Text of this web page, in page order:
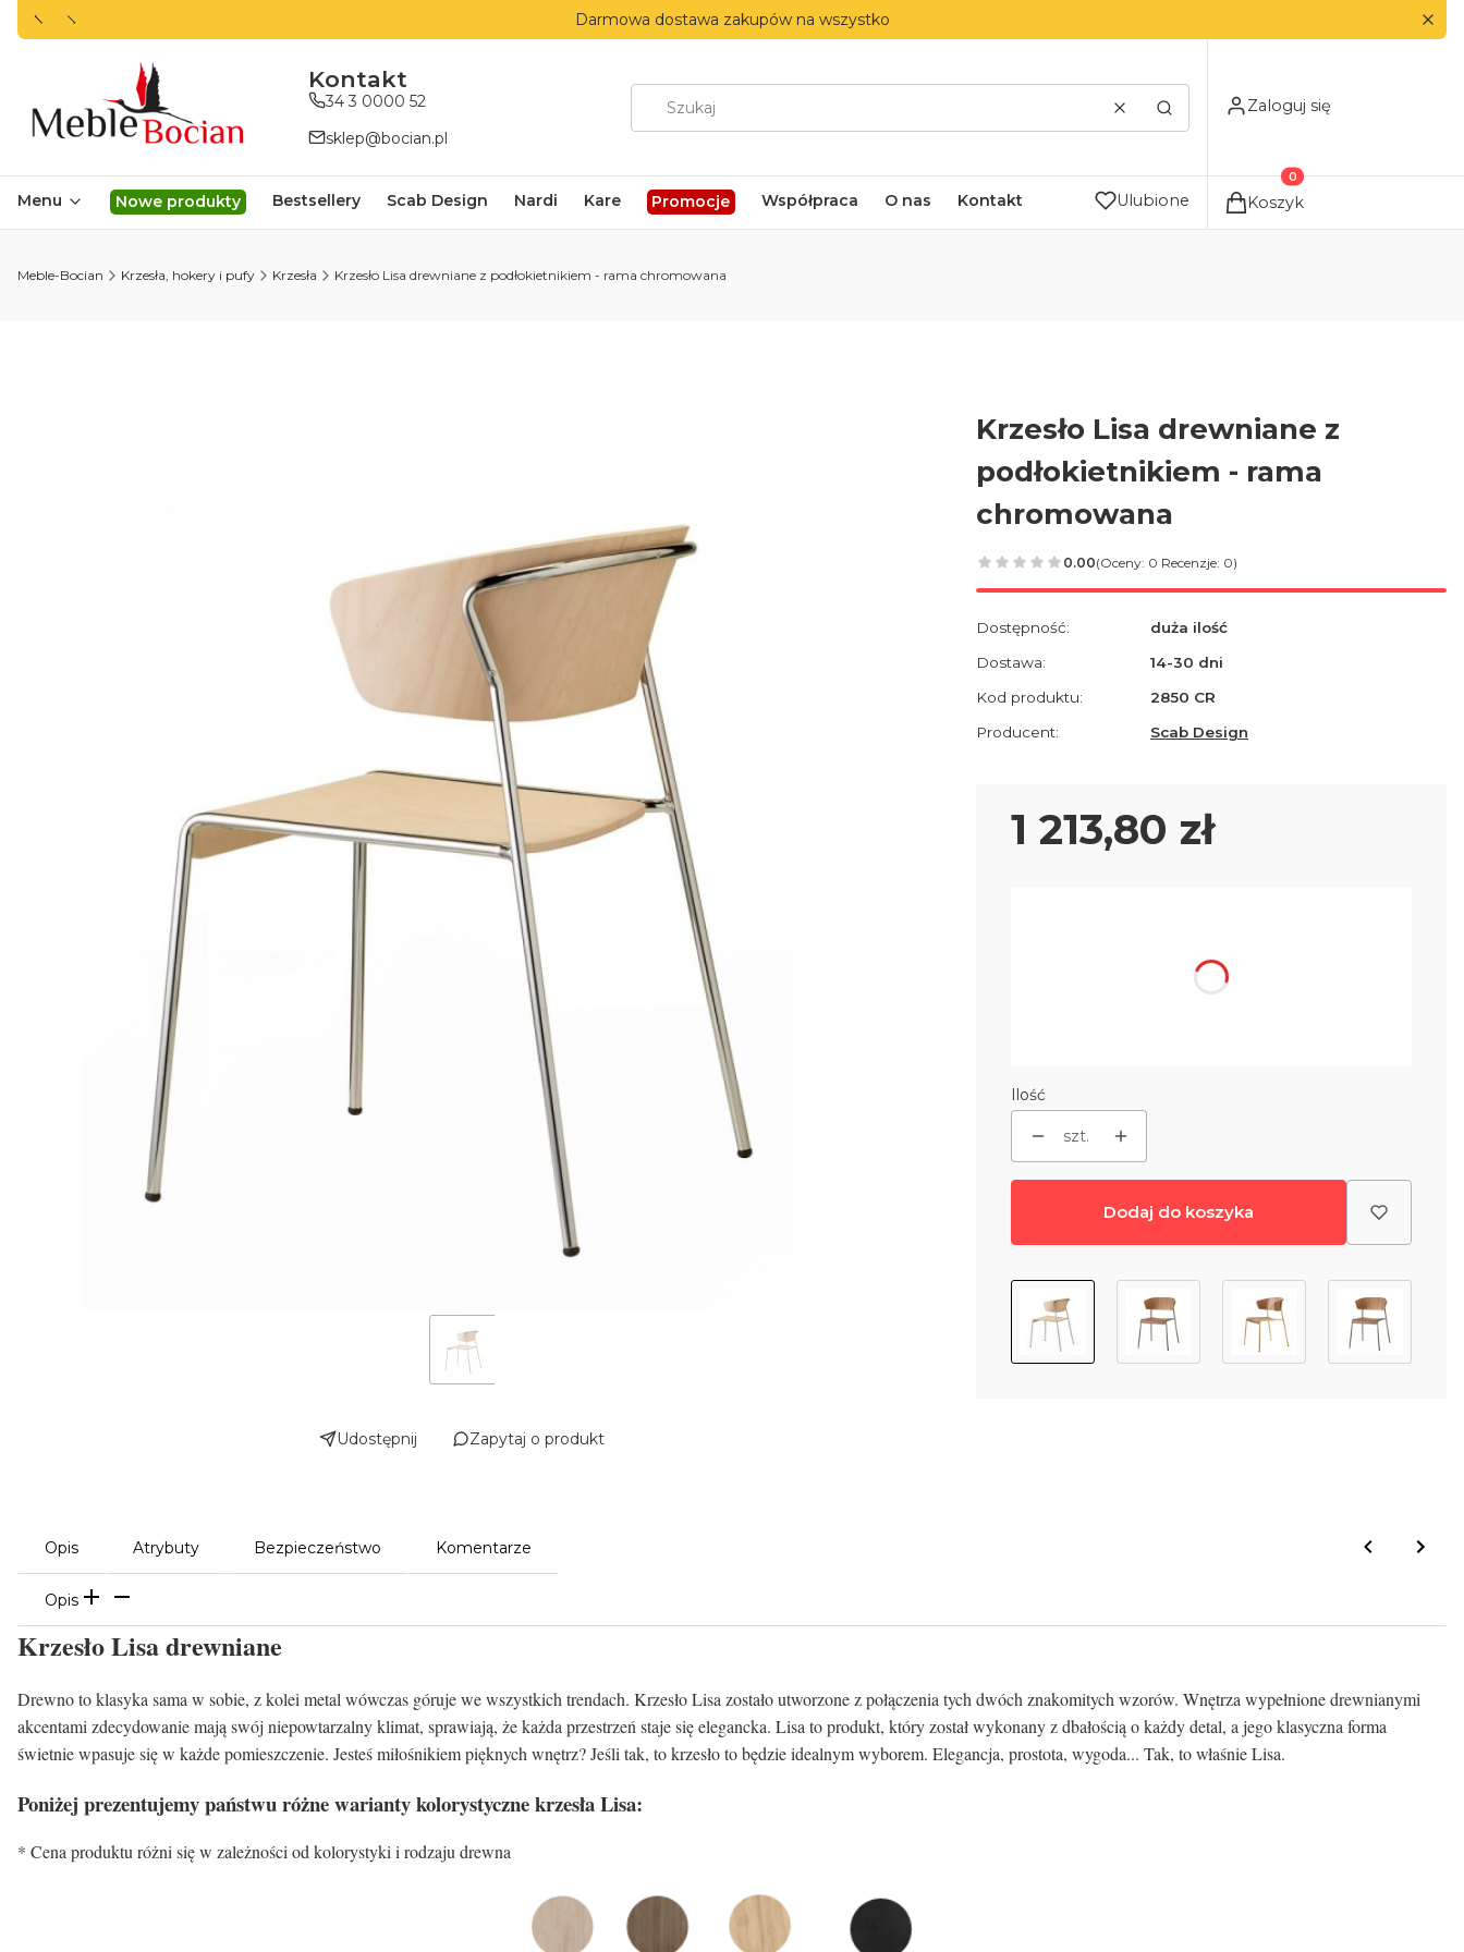
Darmowa dostawa zakupów na wszystko
ㅤㅤㅤㅤㅤㅤㅤㅤKontakt
34 3 0000 52
sklep@bocian.pl
WyczyśćSzukaj
Zaloguj się
Menu Nowe produkty Bestsellery Scab Design Nardi Kare Promocje Współpraca O nas Kontakt Ulubione
Produkty w koszyku: 0.
Koszyk
Meble-Bocian Krzesła, hokery i pufy Krzesła Krzesło Lisa drewniane z podłokietnikiem - rama chromowana
Udostępnij Zapytaj o produkt
Krzesło Lisa drewniane z
podłokietnikiem - rama
chromowana
0.00(Oceny: 0 Recenzje: 0)
Dostępność:
duża ilość
Dostawa:
14-30 dni
Kod produktu:
2850 CR
Producent:
Scab Design
Cena
1 213,80 zł
Ilość
szt.
Dodaj do koszyka
Opis Atrybuty Bezpieczeństwo Komentarze
Opis
Krzesło Lisa drewniane
Drewno to klasyka sama w sobie, z kolei metal wówczas góruje we wszystkich trendach. Krzesło Lisa zostało utworzone z połączenia tych dwóch znakomitych wzorów. Wnętrza wypełnione drewnianymi
akcentami zdecydowanie mają swój niepowtarzalny klimat, sprawiają, że każda przestrzeń staje się elegancka. Lisa to produkt, który został wykonany z dbałością o każdy detal, a jego klasyczna forma
świetnie wpasuje się w każde pomieszczenie. Jesteś miłośnikiem pięknych wnętrz? Jeśli tak, to krzesło to będzie idealnym wyborem. Elegancja, prostota, wygoda... Tak, to właśnie Lisa.
Poniżej prezentujemy państwu różne warianty kolorystyczne krzesła Lisa:
* Cena produktu różni się w zależności od kolorystyki i rodzaju drewna